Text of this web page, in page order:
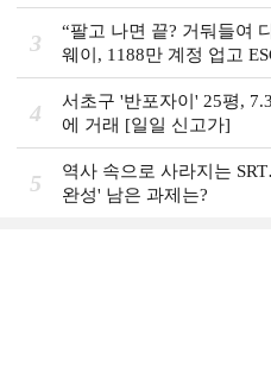
3
“팔고 나면 끝? 거둬들여
웨이, 1188만 계정 업고
4
서초구 '반포자이' 25평,
에 거래 [일일 신고가]
5
역사 속으로 사라지는
완성' 남은 과제는?